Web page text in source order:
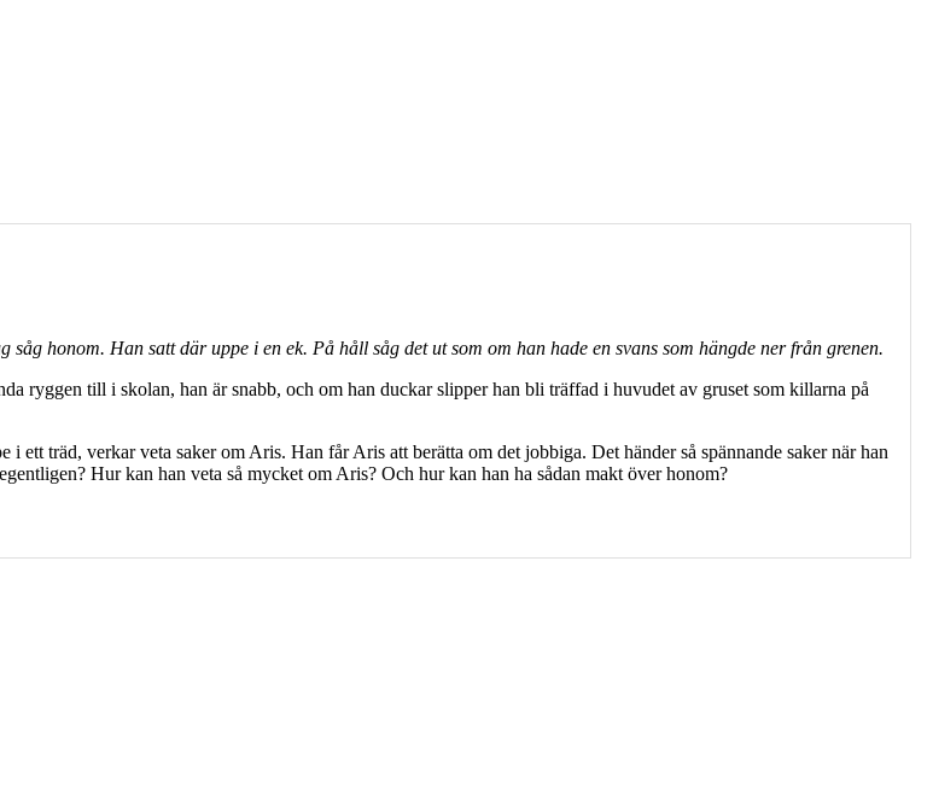
honom. Han satt där uppe i en ek. På håll såg det ut som om han hade en svans som hängde ner från grenen.
ryggen till i skolan, han är snabb, och om han duckar slipper han bli träffad i huvudet av gruset som killarna på
ett träd, verkar veta saker om Aris. Han får Aris att berätta om det jobbiga. Det händer så spännande saker när han
Hur kan han veta så mycket om Aris? Och hur kan han ha sådan makt över honom?